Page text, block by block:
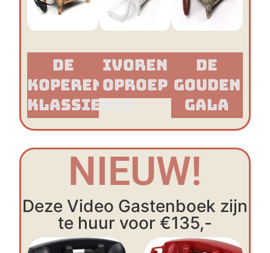
De
Koperen
Klassieker​
Ivoren
Oproep
De
Gouden
Gala
NIEUW!
Deze Video Gastenboek zijn
te huur voor €135,-